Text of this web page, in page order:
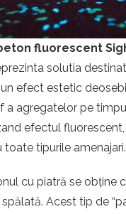
fluorescent
solutia
efect estetic
a agregatelor pe
efectul
tipurile amenajari.
cu piatră se obține
Acest tip de